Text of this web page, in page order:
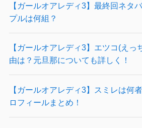
【ガールオアレディ3】最終回ネタ
プルは何組？
【ガールオアレディ3】エツコ(えっ
由は？元旦那についても詳しく！
【ガールオアレディ3】スミレは何
ロフィールまとめ！